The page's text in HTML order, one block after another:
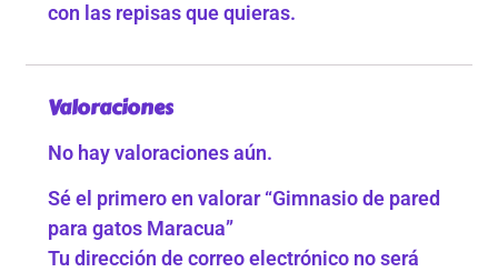
con las repisas que quieras.
Valoraciones
No hay valoraciones aún.
Sé el primero en valorar “Gimnasio de pared
para gatos Maracua”
Tu dirección de correo electrónico no será